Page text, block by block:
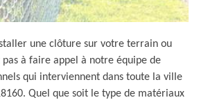
une clôture sur votre terrain ou
pas à faire appel à notre équipe de
qui interviennent dans toute la ville
Quel que soit le type de matériaux